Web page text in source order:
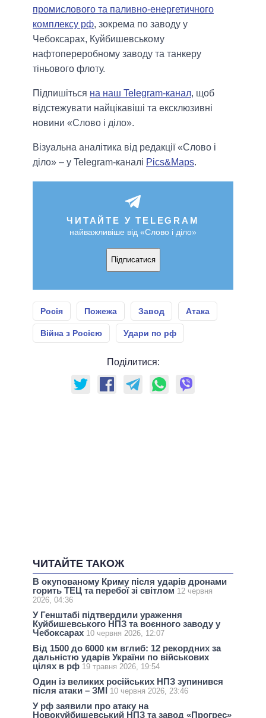
промислового та паливно-енергетичного
комплексу рф, зокрема по заводу у
Чебоксарах, Куйбишевському
нафтопереробному заводу та танкеру
тіньового флоту.
Підпишіться на наш Telegram-канал, щоб
відстежувати найцікавіші та ексклюзивні
новини «Слово і діло».
Візуальна аналітика від редакції «Слово і
діло» – у Telegram-каналі Pics&Maps.
ЧИТАЙТЕ У TELEGRAM
найважливіше від «Слово і діло»
Підписатися
Росія Пожежа Завод Атака
Війна з Росією Удари по рф
Поділитися:
ЧИТАЙТЕ ТАКОЖ
В окупованому Криму після ударів дронами
горить ТЕЦ та перебої зі світлом 12 червня
2026, 04:36
У Генштабі підтвердили ураження
Куйбишевського НПЗ та воєнного заводу у
Чебоксарах 10 червня 2026, 12:07
Від 1500 до 6000 км вглиб: 12 рекордних за
дальністю ударів України по військових
цілях в рф 19 травня 2026, 19:54
Один із великих російських НПЗ зупинився
після атаки – ЗМІ 10 червня 2026, 23:46
У рф заявили про атаку на
Новокуйбишевський НПЗ та завод «Прогрес»